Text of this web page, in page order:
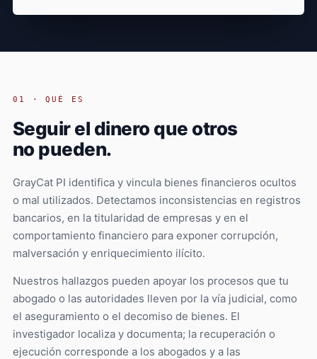
01 · QUÉ ES
Seguir el dinero que otros
no pueden.
GrayCat PI identifica y vincula bienes financieros ocultos
o mal utilizados. Detectamos inconsistencias en registros
bancarios, en la titularidad de empresas y en el
comportamiento financiero para exponer corrupción,
malversación y enriquecimiento ilícito.
Nuestros hallazgos pueden apoyar los procesos que tu
abogado o las autoridades lleven por la vía judicial, como
el aseguramiento o el decomiso de bienes. El
investigador localiza y documenta; la recuperación o
ejecución corresponde a los abogados y a las